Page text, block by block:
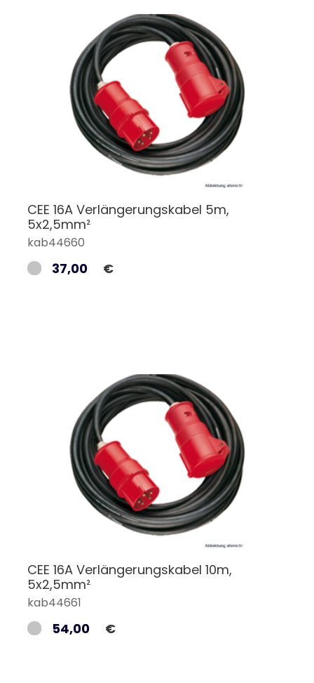
CEE 16A Verlängerungskabel 5m,
5x2,5mm²
kab44660
37,00 €
CEE 16A Verlängerungskabel 10m,
5x2,5mm²
kab44661
54,00 €